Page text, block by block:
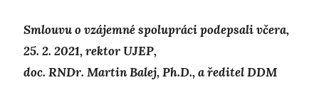
Smlouvu o vzájemné spolupráci podepsali včera,
25. 2. 2021, rektor UJEP,
doc. RNDr. Martin Balej, Ph.D., a ředitel DDM